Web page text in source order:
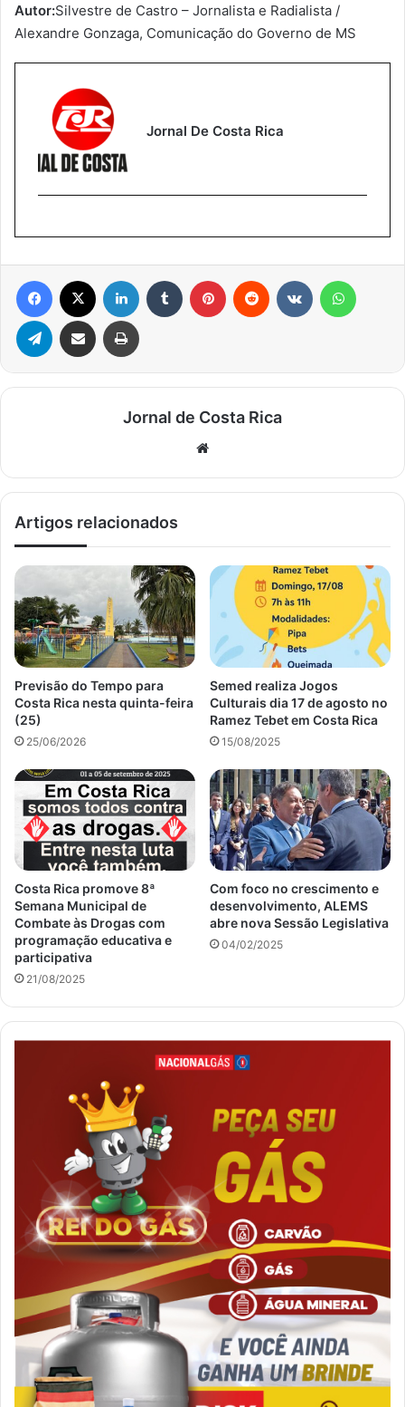
Autor:Silvestre de Castro – Jornalista e Radialista /
Alexandre Gonzaga, Comunicação do Governo de MS
Jornal De Costa Rica
Facebook Linkedin Tumblr Pinterest Reddit
Telegram Compartilhar via e-mail Imprimir
Jornal de Costa Rica
Artigos relacionados
Previsão do Tempo para
Costa Rica nesta quinta-feira
(25)
25/06/2026
Semed realiza Jogos
Culturais dia 17 de agosto no
Ramez Tebet em Costa Rica
15/08/2025
Costa Rica promove 8ª
Semana Municipal de
Combate às Drogas com
programação educativa e
participativa
21/08/2025
Com foco no crescimento e
desenvolvimento, ALEMS
abre nova Sessão Legislativa
04/02/2025